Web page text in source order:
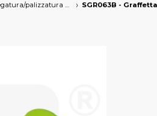
Graffette per legatura/palizzatura manuale